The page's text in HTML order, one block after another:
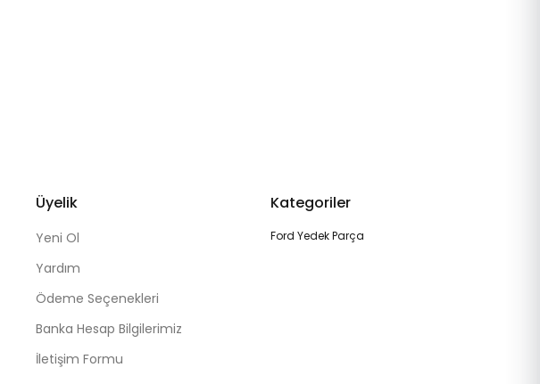
Üyelik
Yeni Ol
Yardım
Ödeme Seçenekleri
Banka Hesap Bilgilerimiz
İletişim Formu
Kategoriler
Ford Yedek Parça